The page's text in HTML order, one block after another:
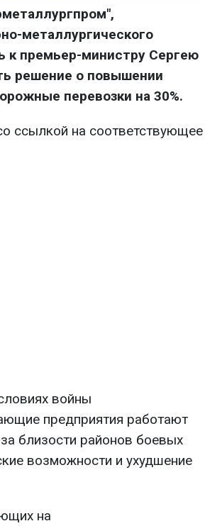
металлургического
к премьер-министру Сергею
решение о повышении
перевозки на 30%.
ссылкой на соответствующее
войны
предприятия работают
близости районов боевых
возможности и ухудшение
на